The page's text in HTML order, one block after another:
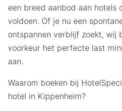
een breed aanbod aan hotels
voldoen. Of je nu een
ontspannen verblijf zoekt, wij
voorkeur het perfecte last
aan.
Waarom boeken bij
hotel in Kippenheim?